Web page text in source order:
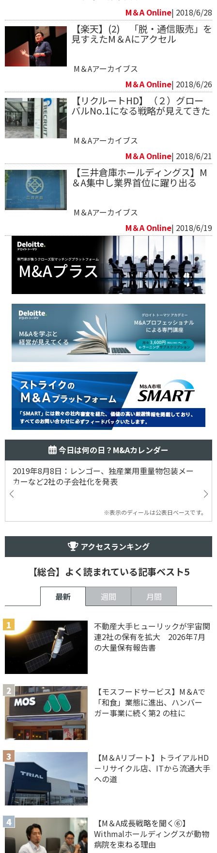
M＆A Online| 2018/6/28
【楽天】(2) 「脱・通信販売」を
見すえたM＆Aにアクセル
M＆Aアーカイブス
M＆A Online| 2018/6/26
【リクルートHD】（２）グロー
バルNo.1になる戦略が見えてきた
M＆Aアーカイブス
M＆A Online| 2018/6/21
【三井倉庫ホールディングス】M
＆A集中し業界首位に躍り出る
M＆Aアーカイブス
M＆A Online| 2018/6/19
今日は何の日？M&Aカレンダー
2019年8月8日：レンゴー、独産業用重量物包装メー
カーなど2社の子会社化を発表
※表示のディールは公表日ベースです。
アクセスランキング
【総合】よく読まれている記事ベスト5
最新 週間 月間
不動産大手ヒューリックが宇宙関
連2社の保有を拡大 2026年7月
の大量保有報告書
【モスフードサービス】M＆Aで
「和食」業態に進出、ハンバー
ガー事業に続く第2 の柱に
【M＆Aリブート】トライアルHD
－リサイクル店、ITから流通大手
への道
【M＆A 成長戦略を聞く⑥】
Withmalホールディングスが動物
病院を束ねる理由